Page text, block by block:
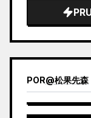
POR@松果先森